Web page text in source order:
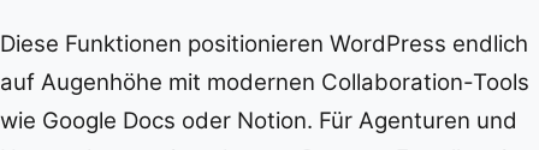
Diese Funktionen positionieren WordPress endlich
auf Augenhöhe mit modernen Collaboration-Tools
wie Google Docs oder Notion. Für Agenturen und